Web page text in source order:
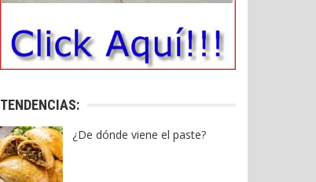
TENDENCIAS:
¿De dónde viene el paste?